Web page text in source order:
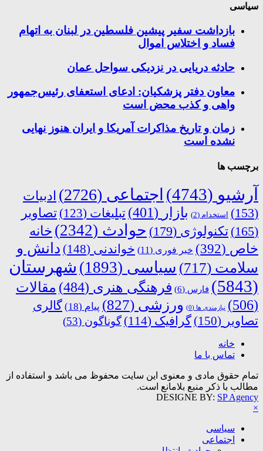
سیاسی
بازداشت سفیر پیشین فلسطین در لبنان به اتهام
فساد و اختلاس اموال
حادثه دریایی در نزدیکی سواحل عمان
معاون دفتر پزشکیان: ادعای استعفای رئیس‌جمهور
واهی و کذب محض است
زمان و تاریخ مذاکرات آمریکا و ایران هنوز نهایی
نشده است
برچسب ها
آرشیو (4743) اجتماعی (2726)
ادبیات
(153)
استخدام (2) بازار (401) تبلیغات (123)
تصاویر
(165)
تکنولوژی (179) حوادث (2342)
خانه
خاص (392) خبر فوری (11) خواندنی (148)
دانش و
سلامت (717) سیاسی (1893)
شهرستان
(5843)
فارس (6) فرهنگی هنری (484)
مقالات
(506)
نیازمندی ها (0) ورزشی (827) پیام (18)
گالری
تصاویر (150) گرافیک (114) گوناگون (53)
خانه
تماس با ما
تمام حقوق مادی و معنوی این سایت محفوظ می باشد و استفاده از
مطالب با ذکر منبع بلامانع است.
DESIGNE BY: SP Agency
×
سیاسی
اجتماعی